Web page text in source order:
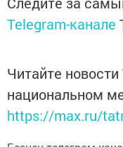
Telegram-канале
Читайте
национальном
https://max.ru/